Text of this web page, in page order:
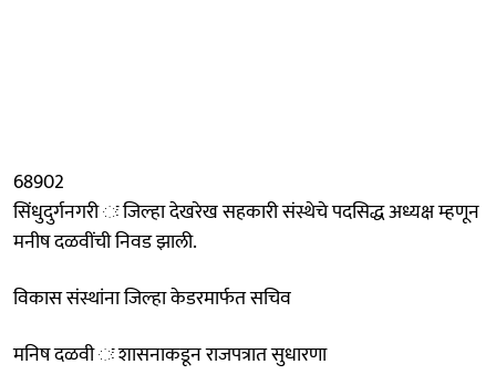
68902
सिंधुदुर्गनगरी ः जिल्हा देखरेख सहकारी संस्थेचे पदसिद्ध अध्यक्ष म्हणून
मनीष दळवींची निवड झाली.
विकास संस्थांना जिल्हा केडरमार्फत सचिव
मनिष दळवी ः शासनाकडून राजपत्रात सुधारणा